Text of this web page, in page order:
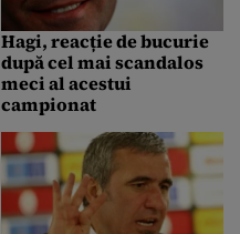
Hagi, reacție de bucurie
după cel mai scandalos
meci al acestui
campionat